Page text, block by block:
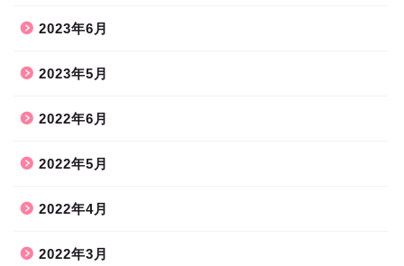
2023年6月
2023年5月
2022年6月
2022年5月
2022年4月
2022年3月